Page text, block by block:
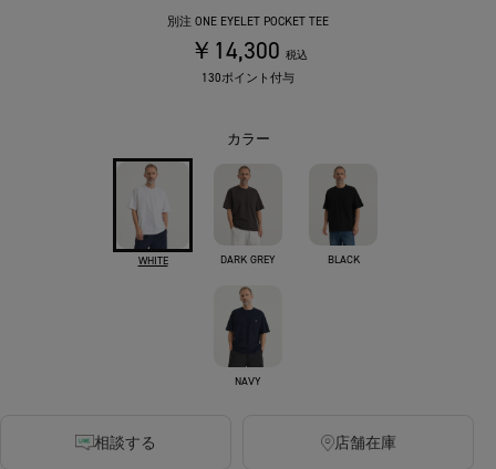
別注 ONE EYELET POCKET TEE
￥14,300 税込
130ポイント付与
カラー
WHITE DARK GREY BLACK
NAVY
相談する 店舗在庫